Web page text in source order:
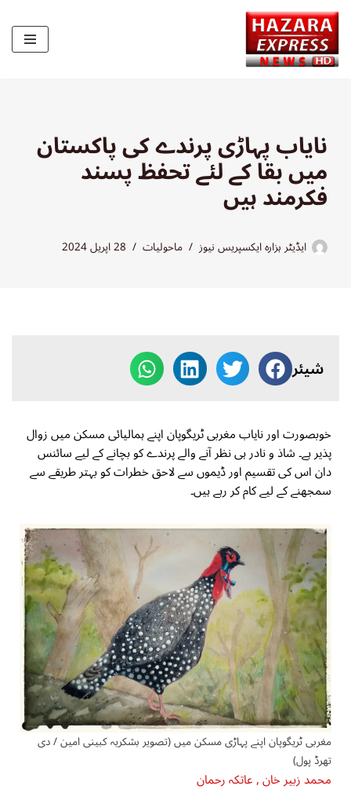
Skip
to
نایاب پہاڑی پرندے کی پاکستان
میں بقا کے لئے تحفظ پسند
فکرمند ہیں
ایڈیٹر ہزارہ ایکسپریس نیوز ماحولیات 28 اپریل 2024
شیئر
خوبصورت اور نایاب مغربی ٹریگوپان اپنے ہمالیائی مسکن میں زوال
پذیر ہے۔ شاذ و نادر ہی نظر آنے والے پرندے کو بچانے کے لیے سائنس
دان اس کی تقسیم اور ڈیموں سے لاحق خطرات کو بہتر طریقے سے
سمجھنے کے لیے کام کر رہے ہیں۔
مغربی ٹریگوپان اپنے پہاڑی مسکن میں (تصویر بشکریہ کبینی امین / دی
تھرڈ پول)
محمد زبیر خان ,عاتکہ رحمان